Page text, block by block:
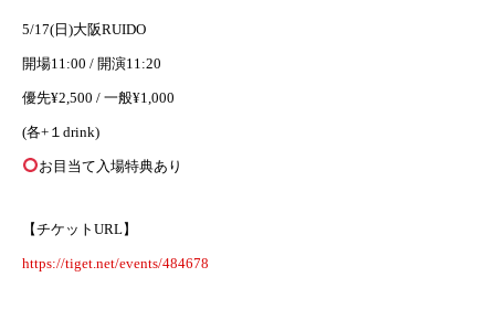
5/17(日)大阪RUIDO
開場11:00 / 開演11:20
優先¥2,500 / 一般¥1,000
(各+１drink)
お目当て入場特典あり
【チケットURL】
https://tiget.net/events/484678